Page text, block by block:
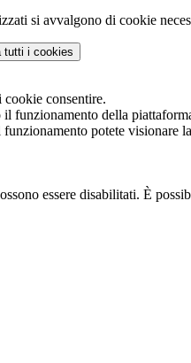
si avvalgono di cookie
tutti i cookies
cookie consentire.
funzionamento della
potete visionare la
essere disabilitati. È